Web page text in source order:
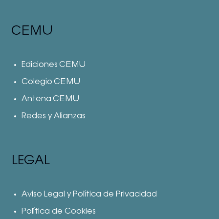
CEMU
Ediciones CEMU
Colegio CEMU
Antena CEMU
Redes y Alianzas
LEGAL
Aviso Legal y Política de Privacidad
Política de Cookies